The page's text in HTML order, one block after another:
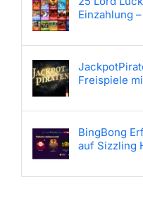
Einzahlung
Freispiele
BingBong
auf Sizzling